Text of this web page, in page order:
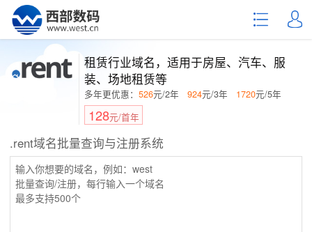
租赁行业域名，适用于房屋、汽车、服
装、场地租赁等
多年更优惠：526元/2年924元/3年 1720元/5年
128元/首年
.rent域名批量查询与注册系统